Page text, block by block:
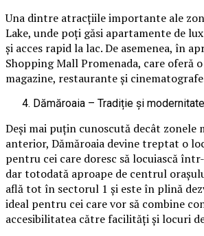
Una dintre atracțiile importante ale
Lake, unde poți găsi apartamente de
și acces rapid la lac. De asemenea, în
Shopping Mall Promenada, care oferă
magazine, restaurante și
Dămăroaia – Tradiție și
Deși mai puțin cunoscută decât zonele
anterior, Dămăroaia devine treptat o
pentru cei care doresc să locuiască
dar totodată aproape de centrul
află tot în sectorul 1 și este în plină
ideal pentru cei care vor să combine
accesibilitatea către facilități și locuri